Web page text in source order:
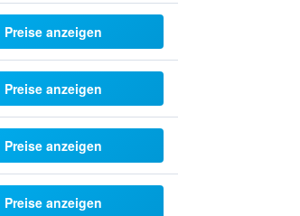
Preise anzeigen
Preise anzeigen
Preise anzeigen
Preise anzeigen